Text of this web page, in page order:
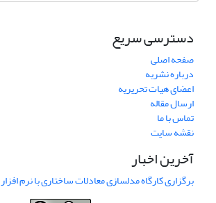
دسترسی سریع
صفحه اصلی
درباره نشریه
اعضای هیات تحریریه
ارسال مقاله
تماس با ما
نقشه سایت
آخرین اخبار
برگزاری کارگاه مدلسازی معادلات ساختاری با نرم افزار Amos